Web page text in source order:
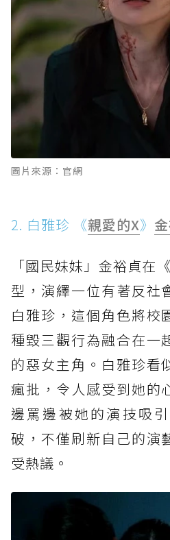
圖片來源：官網
2. 白雅珍 《親愛的X》
「國民妹妹」金裕貞在
型，演繹一位有著反社
白雅珍，這個角色將校
種毀三觀行為融合在一
的惡女主角。白雅珍看
瘋批，令人感受到她的
邊罵邊被她的演技吸
破，不僅刷新自己的演
受熱議。